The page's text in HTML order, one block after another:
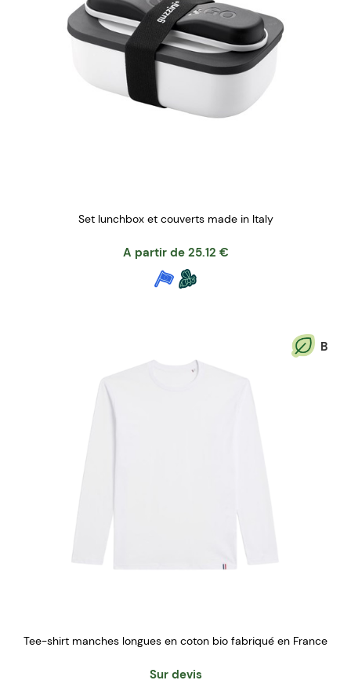
Set lunchbox et couverts made in Italy
A partir de 25.12 €
B
Tee-shirt manches longues en coton bio fabriqué en France
Sur devis